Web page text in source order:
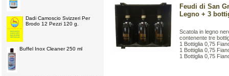
Dadi Camoscio Svizzeri Per
Brodo 12 Pezzi 120 g.
Buffel Inox Cleaner 250 ml
Feudi di San
Legno + 3
Scatola in legno
contenente tre
1 Bottiglia 0,75
1 Bottiglia 0,75
1 Bottiglia 0,75